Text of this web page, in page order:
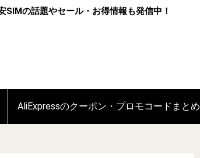
の話題やセール・お得情報も発信中！
AliExpressのクーポン・プロモコードまとめ